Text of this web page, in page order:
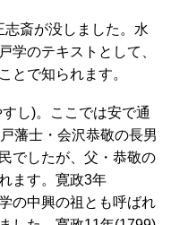
斎が没しました。水
学のテキストとして、
とで知られます。
し)。ここでは安で通
藩士・会沢恭敬の長男
でしたが、父・恭敬の
ます。寛政3年
の中興の祖とも呼ばれ